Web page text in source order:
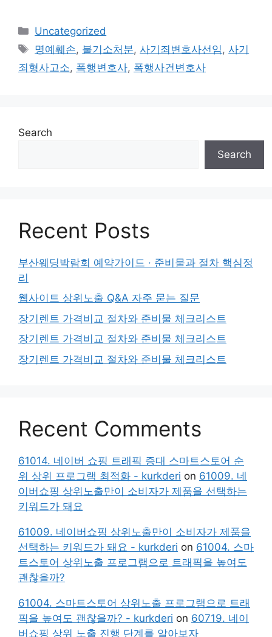
Categories
Uncategorized
Tags
명예훼손, 불기소처분,사기죄변호사선임 ,사기
죄형사고소, 폭행변호사, 폭행사건변호사
Search
Search
Recent Posts
부산웨딩박람회 예약가이드 · 준비물과 절차 핵심정
리
웹사이트 상위노출 Q&A 자주 묻는 질문
장기렌트 가격비교 절차와 준비물 체크리스트
장기렌트 가격비교 절차와 준비물 체크리스트
장기렌트 가격비교 절차와 준비물 체크리스트
Recent Comments
61014. 네이버 쇼핑 트래픽 증대 스마트스토어 순
위 상위 프로그램 최적화 - kurkderi on 61009. 네
이버쇼핑 상위노출만이 소비자가 제품을 선택하는
키워드가 돼요
61009. 네이버쇼핑 상위노출만이 소비자가 제품을
선택하는 키워드가 돼요 - kurkderi on 61004. 스마
트스토어 상위노출 프로그램으로 트래픽을 높여도
괜찮을까?
61004. 스마트스토어 상위노출 프로그램으로 트래
픽을 높여도 괜찮을까? - kurkderi on 60719. 네이
버쇼핑 상위 노출 진행 단계를 알아보자